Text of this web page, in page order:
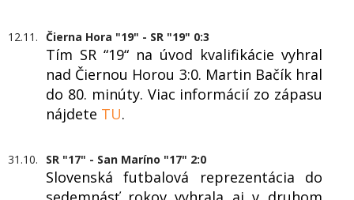
12.11. Čierna Hora "19" - SR "19" 0:3
Tím SR “19“ na úvod kvalifikácie vyhral
nad Čiernou Horou 3:0. Martin Bačík hral
do 80. minúty. Viac informácií zo zápasu
nájdete TU.
31.10. SR "17" - San Maríno "17" 2:0
Slovenská futbalová reprezentácia do